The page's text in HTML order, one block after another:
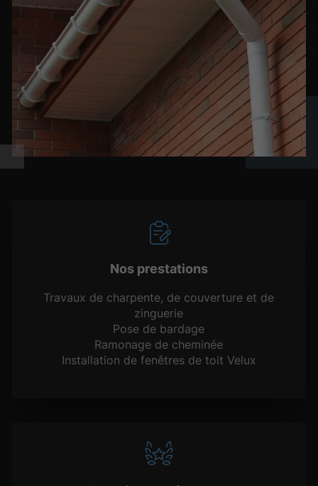
Nos prestations
Travaux de charpente, de couverture et de
zinguerie
Pose de bardage
Ramonage de cheminée
Installation de fenêtres de toit Velux